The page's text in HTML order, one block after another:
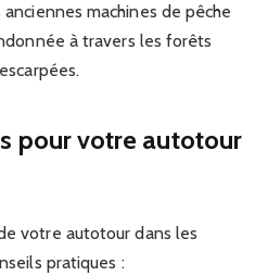
machines de pêche
à travers les forêts
pour votre autotour
votre autotour dans les
pratiques :